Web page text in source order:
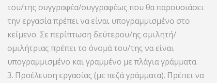
του/της συγγραφέα/συγγραφέως που θα παρουσιάσει
την εργασία πρέπει να είναι υπογραμμισμένο στο
κείμενο. Σε περίπτωση δεύτερου/ης ομιλητή/
ομιλήτριας πρέπει το όνομά του/της να είναι
υπογραμμισμένο και γραμμένο με πλάγια γράμματα.
3. Προέλευση εργασίας (με πεζά γράμματα). Πρέπει να